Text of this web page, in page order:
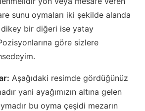
sunu oymaları iki şekilde alanda
bir diğeri ise yatay
göre sizlere
Aşağıdaki resimde gördüğünüz
yani ayağımızın altına gelen
bu oyma çeşidi mezarın